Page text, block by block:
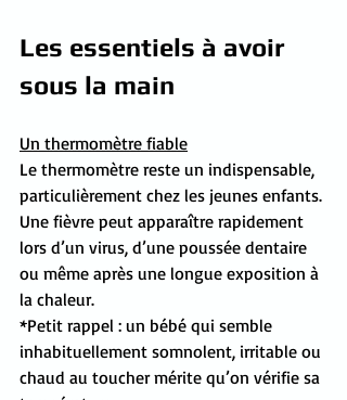
Les essentiels à avoir
sous la main
Un thermomètre fiable
Le thermomètre reste un indispensable,
particulièrement chez les jeunes enfants.
Une fièvre peut apparaître rapidement
lors d’un virus, d’une poussée dentaire
ou même après une longue exposition à
la chaleur.
*Petit rappel : un bébé qui semble
inhabituellement somnolent, irritable ou
chaud au toucher mérite qu’on vérifie sa